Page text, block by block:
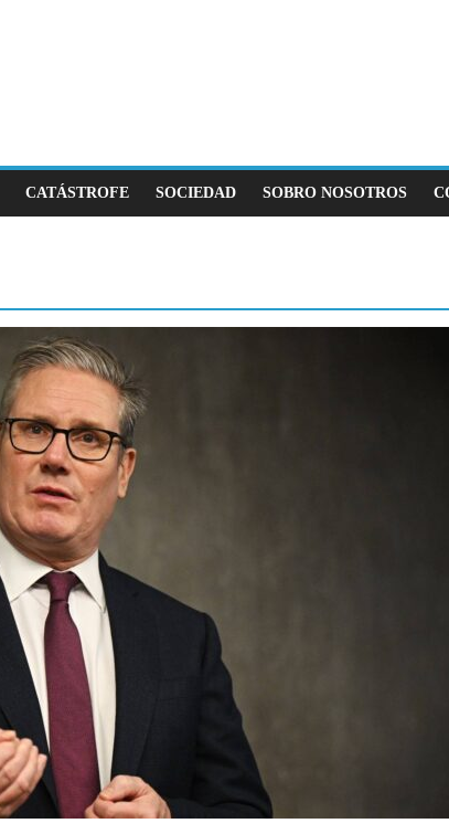
CATÁSTROFE SOCIEDAD SOBRO NOSOTROS